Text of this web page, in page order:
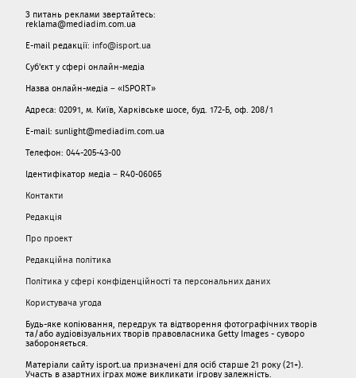
З питань реклами звертайтесь:
reklama@mediadim.com.ua
E-mail редакції: info@isport.ua
Суб'єкт у сфері онлайн-медіа
Назва онлайн-медіа – «ISPORT»
Адреса: 02091, м. Київ, Харківське шосе, буд. 172-Б, оф. 208/1
E-mail: sunlight@mediadim.com.ua
Телефон: 044-205-43-00
Ідентифікатор медіа – R40-06065
Контакти
Редакція
Про проект
Редакційна політика
Політика у сфері конфіденційності та персональних даних
Користувача угода
Будь-яке копіювання, передрук та відтворення фотографічних творів
та/або аудіовізуальних творів правовласника Getty Images - суворо
забороняється.
Матеріали сайту isport.ua призначені для осіб старше 21 року (21+).
Участь в азартних іграх може викликати ігрову залежність.